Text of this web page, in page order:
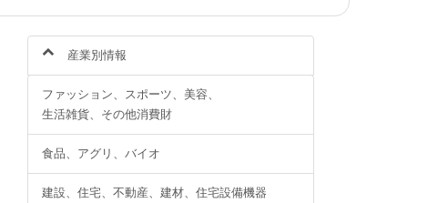
産業別情報
ファッション、スポーツ、美容、
生活雑貨、その他消費財
食品、アグリ、バイオ
建設、住宅、不動産、建材、住宅設備機器